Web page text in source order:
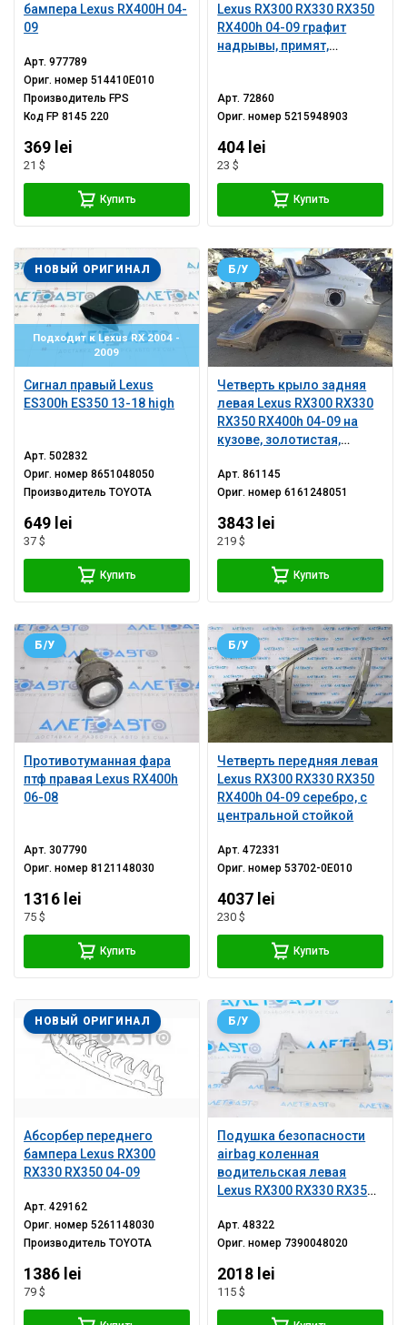
бампера Lexus RX400H 04-
09
Арт.977789
Ориг. номер514410E010
ПроизводительFPS
КодFP 8145 220
369 lei
21 $
Купить
Lexus RX300 RX330 RX350
RX400h 04-09 графит
надрывы, примят,
Арт. 72860
Ориг. номер5215948903
404 lei
23 $
Купить
Подходит к Lexus RX 2004 -
2009
Сигнал правый Lexus
ES300h ES350 13-18 high
НОВЫЙ ОРИГИНАЛ
Арт.502832
Ориг. номер8651048050
ПроизводительTOYOTA
649 lei
37 $
Купить
Четверть крыло задняя
левая Lexus RX300 RX330
RX350 RX400h 04-09 на
кузове, золотистая,
Б/У
Арт.861145
Ориг. номер6161248051
3843 lei
219 $
Купить
Противотуманная фара
птф правая Lexus RX400h
06-08
Б/У
Арт.307790
Ориг. номер8121148030
1316 lei
75 $
Купить
Четверть передняя левая
Lexus RX300 RX330 RX350
RX400h 04-09 серебро, с
центральной стойкой
Б/У
Арт.472331
Ориг. номер53702-0E010
4037 lei
230 $
Купить
Абсорбер переднего
бампера Lexus RX300
RX330 RX350 04-09
НОВЫЙ ОРИГИНАЛ
Арт.429162
Ориг. номер5261148030
ПроизводительTOYOTA
1386 lei
79 $
Подушка безопасности
airbag коленная
водительская левая
Lexus RX300 RX330 RX350
Б/У
Арт.48322
Ориг. номер 7390048020
2018 lei
115 $